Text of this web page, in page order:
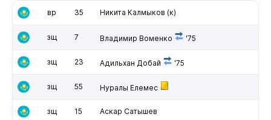
вр 35 Никита Калмыков (к)
зщ 7 Владимир Воменко '75
зщ 23 Адильхан Добай '75
зщ 55 Нуралы Елемес
зщ 15 Аскар Сатышев